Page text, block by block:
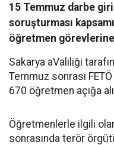
15 Temmuz darbe
soruşturması
öğretmen
Sakarya aValiliği
Temmuz sonrası
670 öğretmen açığa
Öğretmenlerle ilgili
sonrasında terör